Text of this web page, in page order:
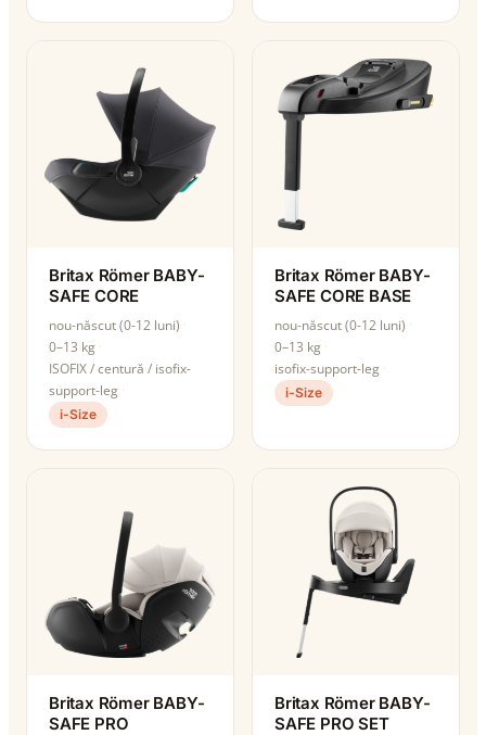
Britax Römer BABY-
SAFE CORE
nou-născut (0-12 luni)
0–13 kg
ISOFIX / centură / isofix-
support-leg
i-Size
Britax Römer BABY-
SAFE CORE BASE
nou-născut (0-12 luni)
0–13 kg
isofix-support-leg
i-Size
Britax Römer BABY-
SAFE PRO
Britax Römer BABY-
SAFE PRO SET